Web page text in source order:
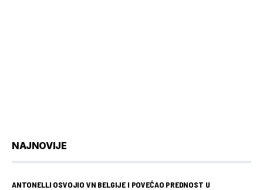
NAJNOVIJE
ANTONELLI OSVOJIO VN BELGIJE I POVEĆAO PREDNOST U